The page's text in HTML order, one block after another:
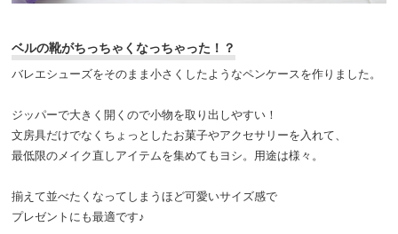
ベルの靴がちっちゃくなっちゃった！？
バレエシューズをそのまま小さくしたようなペンケースを作りました。
ジッパーで大きく開くので小物を取り出しやすい！
文房具だけでなくちょっとしたお菓子やアクセサリーを入れて、
最低限のメイク直しアイテムを集めてもヨシ。用途は様々。
揃えて並べたくなってしまうほど可愛いサイズ感で
プレゼントにも最適です♪